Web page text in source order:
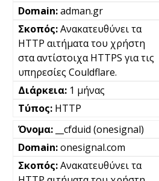
adman.gr
Ανακατευθύνει τα
HTTP αιτήματα του χρήστη
στα αντίστοιχα HTTPS για τις
υπηρεσίες Couldflare.
1 μήνας
HTTP
__cfduid (onesignal)
onesignal.com
Ανακατευθύνει τα